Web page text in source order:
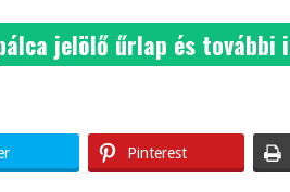
jelölő űrlap és további
Pinterest